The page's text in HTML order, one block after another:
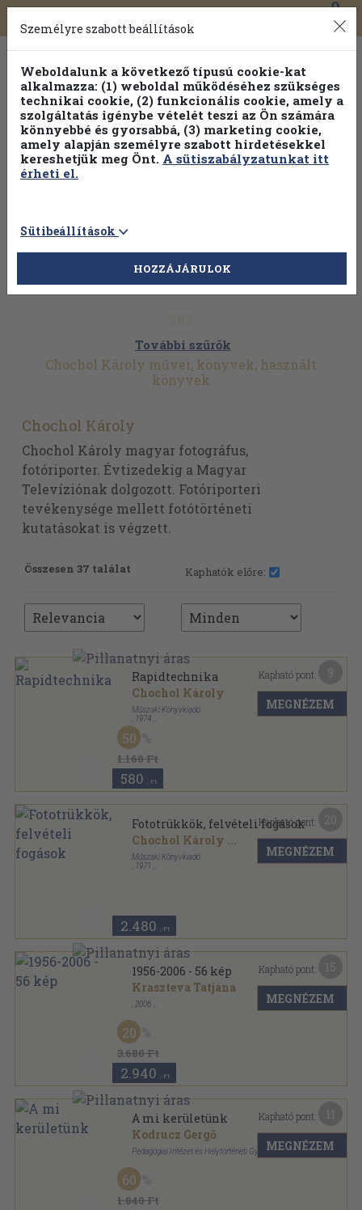
Toggle
navigation
0
További szűrők
Chochol Károly művei, könyvek, használt
könyvek
Chochol Károly
Chochol Károly magyar fotográfus,
fotóriporter. Évtizedekig a Magyar
Televíziónak dolgozott. Fotóriporteri
tevékenysége mellett fotótörténeti
kutatásokat is végzett.
Összesen 37 találat Kaphatók előre:
Rapidtechnika
Chochol Károly
Műszaki Könyvkiadó
1974
Fűzött papírkötés
Fotosorozat sorozat
1.160 Ft
50
580 ,-Ft
Kapható pont:
MEGNÉZEM
Fototrükkök, felvételi fogások
Chochol Károly ...
Műszaki Könyvkiadó
1971
2.480 ,-Ft
Kapható pont:
MEGNÉZEM
1956-2006 - 56 kép
Kraszteva Tatjána
2006
3.680 Ft
20
2.940 ,-Ft
Kapható pont:
MEGNÉZEM
A mi kerületünk
Kodrucz Gergő
Pedagógiai Intézet és Helytörténeti Gyűjtemény
Fűzött kemény papírkötés
1.840 Ft
60
Kapható pont:
MEGNÉZEM
Személyre szabott beállítások
Weboldalunk a következő típusú cookie-kat
alkalmazza: (1) weboldal működéséhez szükséges
technikai cookie, (2) funkcionális cookie, amely a
szolgáltatás igénybe vételét teszi az Ön számára
könnyebbé és gyorsabbá, (3) marketing cookie,
amely alapján személyre szabott hirdetésekkel
kereshetjük meg Önt. A sütiszabályzatunkat itt
érheti el.
Sütibeállítások
HOZZÁJÁRULOK